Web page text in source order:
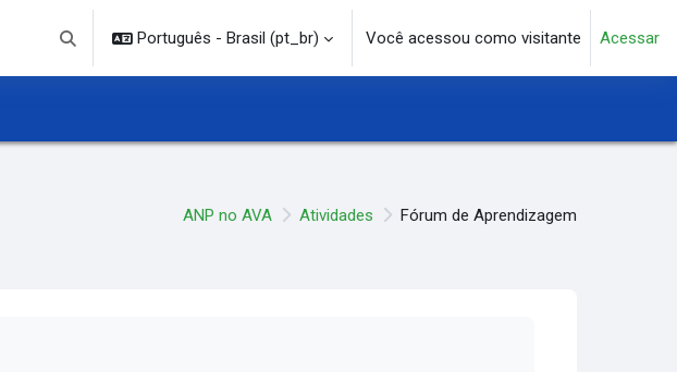
Alternar entrada de pesquisa
Português - Brasil ‎(pt_br)‎ Você acessou como visitante Acessar
ANP no AVA Atividades Fórum de Aprendizagem